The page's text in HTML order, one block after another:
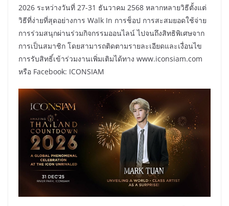
2026 ระหว่างวันที่ 27-31 ธันวาคม 2568 หลากหลายวิธีตั้งแต่
วิธีที่ง่ายที่สุดอย่างการ Walk In การช็อป การสะสมยอดใช้จ่าย
การร่วมสนุกผ่านร่วมกิจกรรมออนไลน์ ไปจนถึงสิทธิพิเศษจาก
การเป็นสมาชิก โดยสามารถติดตามรายละเอียดและเงื่อนไข
การรับสิทธิ์เข้าร่วมงานเพิ่มเติมได้ทาง www.iconsiam.com
หรือ Facebook: ICONSIAM